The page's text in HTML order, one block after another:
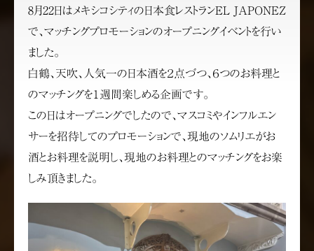
8月22日はメキシコシティの日本食レストランEL JAPONEZ
で、マッチングプロモーションのオープニングイベントを行い
ました。
白鶴、天吹、人気一の日本酒を２点づつ、６つのお料理と
のマッチングを１週間楽しめる企画です。
この日はオープニングでしたので、マスコミやインフルエン
サーを招待してのプロモーションで、現地のソムリエがお
酒とお料理を説明し、現地のお料理とのマッチングをお楽
しみ頂きました。